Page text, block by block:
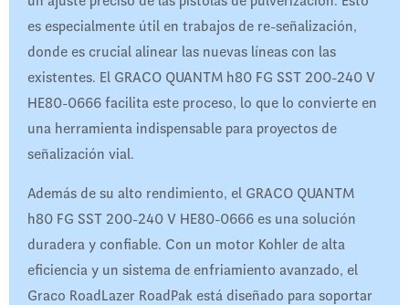
es especialmente útil en trabajos de re-señalización,
donde es crucial alinear las nuevas líneas con las
existentes. El GRACO QUANTM h80 FG SST 200-240 V
HE80-0666 facilita este proceso, lo que lo convierte en
una herramienta indispensable para proyectos de
señalización vial.
Además de su alto rendimiento, el GRACO QUANTM
h80 FG SST 200-240 V HE80-0666 es una solución
duradera y confiable. Con un motor Kohler de alta
eficiencia y un sistema de enfriamiento avanzado, el
Graco RoadLazer RoadPak está diseñado para soportar